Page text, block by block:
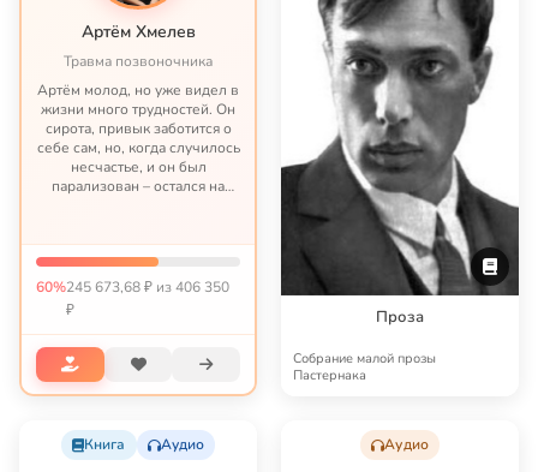
Артём Хмелев
Травма позвоночника
Артём молод, но уже видел в
жизни много трудностей. Он
сирота, привык заботится о
себе сам, но, когда случилось
несчастье, и он был
парализован – остался на
рассчитывать ему вообще не
что и не на ко...
60%245 673,68 ₽ из 406 350
₽
Проза
Собрание малой прозы
Пастернака
Книга Аудио Аудио